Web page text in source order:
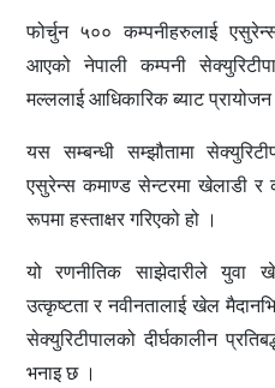
फोर्चुन ५०० कम्पनीहरुलाई
आएको नेपाली कम्पनी
मल्ललाई आधिकारिक ब्याट प्रायोजन
यस सम्बन्धी सम्झौतामा
एसुरेन्स कमाण्ड सेन्टरमा खेलाडी र
रूपमा हस्ताक्षर गरिएको हो ।
यो रणनीतिक साझेदारीले युवा
उत्कृष्टता र नवीनतालाई खेल
सेक्युरिटीपालको दीर्घकालीन
भनाइ छ ।